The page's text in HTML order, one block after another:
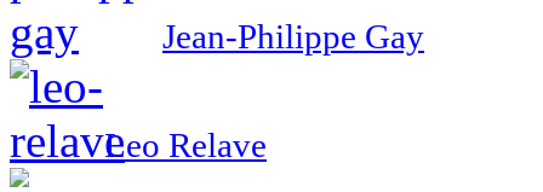
Jean-Philippe Gay
Leo Relave